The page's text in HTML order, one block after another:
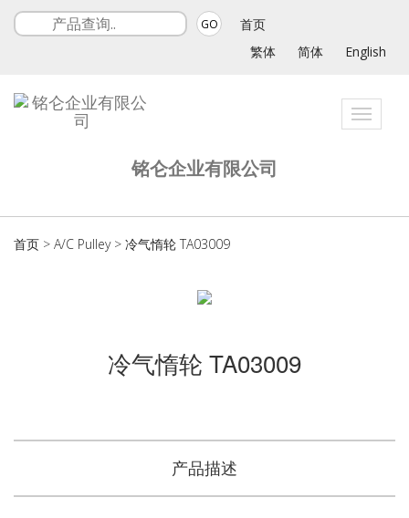
GO
首页
繁体
简体 English
Toggle
铭仑企业有限公司
首页 > A/C Pulley> 冷气惰轮 TA03009
冷气惰轮 TA03009
产品描述